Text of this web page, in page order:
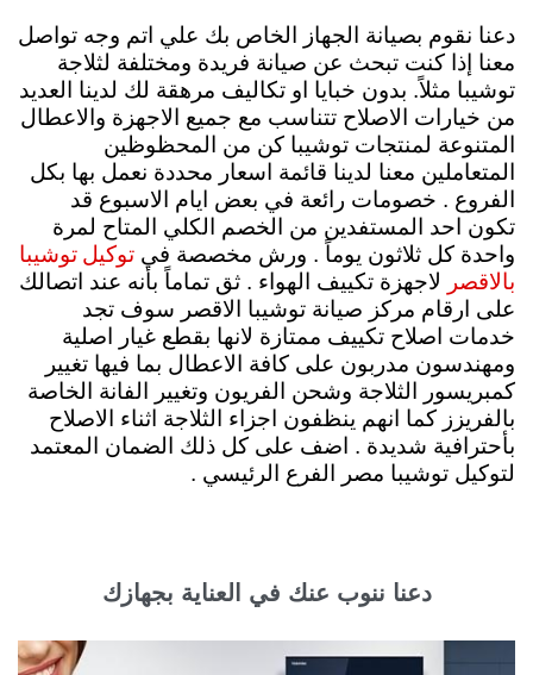
دعنا نقوم بصيانة الجهاز الخاص بك علي اتم وجه تواصل
معنا إذا كنت تبحث عن صيانة فريدة ومختلفة لثلاجة
توشيبا مثلاً. بدون خبايا او تكاليف مرهقة لك لدينا العديد
من خيارات الاصلاح تتناسب مع جميع الاجهزة والاعطال
المتنوعة لمنتجات توشيبا كن من المحظوظين
المتعاملين معنا لدينا قائمة اسعار محددة نعمل بها بكل
الفروع . خصومات رائعة في بعض ايام الاسبوع قد
تكون احد المستفدين من الخصم الكلي المتاح لمرة
واحدة كل ثلاثون يوماً . ورش مخصصة في توكيل توشيبا
بالاقصر
لاجهزة تكييف الهواء . ثق تماماً بأنه عند اتصالك
على ارقام مركز صيانة توشيبا الاقصر سوف تجد
خدمات اصلاح تكييف ممتازة لانها بقطع غيار اصلية
ومهندسون مدربون على كافة الاعطال بما فيها تغيير
كمبريسور الثلاجة وشحن الفريون وتغيير الفانة الخاصة
بالفريزز كما انهم ينظفون اجزاء الثلاجة اثناء الاصلاح
بأحترافية شديدة . اضف على كل ذلك الضمان المعتمد
لتوكيل توشيبا مصر الفرع الرئيسي .
دعنا ننوب عنك في العناية بجهازك